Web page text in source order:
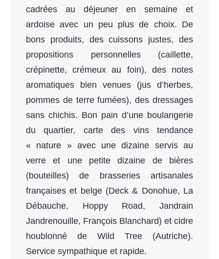
cadrées au déjeuner en semaine et
ardoise avec un peu plus de choix. De
bons produits, des cuissons justes, des
propositions personnelles (caillette,
crépinette, crémeux au foin), des notes
aromatiques bien venues (jus d’herbes,
pommes de terre fumées), des dressages
sans chichis. Bon pain d’une boulangerie
du quartier, carte des vins tendance
« nature » avec une dizaine servis au
verre et une petite dizaine de bières
(bouteilles) de brasseries artisanales
françaises et belge (Deck & Donohue, La
Débauche, Hoppy Road, Jandrain
Jandrenouille, François Blanchard) et cidre
houblonné de Wild Tree (Autriche).
Service sympathique et rapide.